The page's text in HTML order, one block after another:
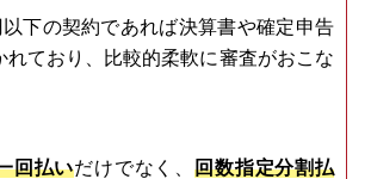
下の契約であれば決算書や確定申告
れており、比較的柔軟に審査がおこな
回払いだけでなく、回数指定分割払